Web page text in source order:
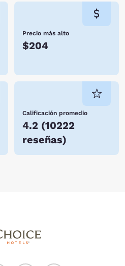
Precio más alto
$204
Calificación promedio
4.2 (10222
reseñas)